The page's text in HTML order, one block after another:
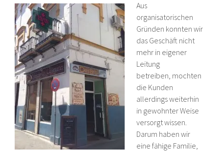
Aus
organisatorischen
Gründen konnten wir
das Geschäft nicht
mehr in eigener
Leitung
betreiben, mochten
die Kunden
allerdings weiterhin
in gewohnter Weise
versorgt wissen.
Darum haben wir
eine fähige Familie,